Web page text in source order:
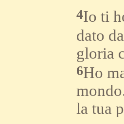
4Io ti
dato
gloria
6Ho
la tua